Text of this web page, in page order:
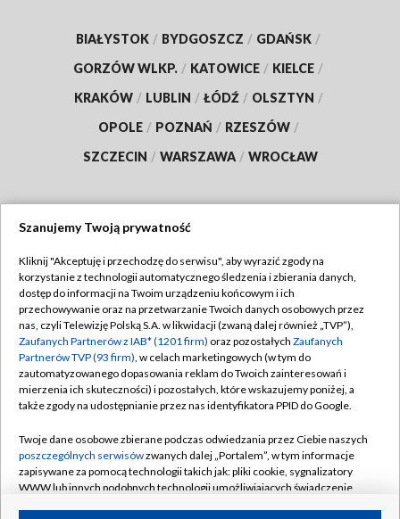
BIAŁYSTOK / BYDGOSZCZ / GDAŃSK /
GORZÓW WLKP. / KATOWICE / KIELCE /
KRAKÓW / LUBLIN / ŁÓDŹ / OLSZTYN /
OPOLE / POZNAŃ / RZESZÓW /
SZCZECIN / WARSZAWA / WROCŁAW
TVP
Abonament TVP
Emisja w TVP
Centrum informacji TVP
Naziemna Telewizja Cyfrowa
Rada Programowa
System NOS
Informacje o nadawcy
Regulamin TVP
Polityka prywatności
Moje zgody
Pomoc
Kontakt
Kanały
Szanujemy Twoją prywatność
Kliknij "Akceptuję i przechodzę do serwisu", aby wyrazić zgody na
korzystanie z technologii automatycznego śledzenia i zbierania danych,
dostęp do informacji na Twoim urządzeniu końcowym i ich
przechowywanie oraz na przetwarzanie Twoich danych osobowych przez
nas, czyli Telewizję Polską S.A. w likwidacji (zwaną dalej również „TVP”),
Zaufanych Partnerów z IAB* (1201 firm) oraz pozostałych Zaufanych
Partnerów TVP (93 firm), w celach marketingowych (w tym do
zautomatyzowanego dopasowania reklam do Twoich zainteresowań i
mierzenia ich skuteczności) i pozostałych, które wskazujemy poniżej, a
także zgody na udostępnianie przez nas identyfikatora PPID do Google.
Twoje dane osobowe zbierane podczas odwiedzania przez Ciebie naszych
poszczególnych serwisówzwanych dalej „Portalem”, w tym informacje
zapisywane za pomocą technologii takich jak: pliki cookie, sygnalizatory
WWW lub innych podobnych technologii umożliwiających świadczenie